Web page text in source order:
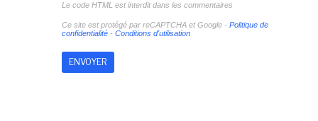
Le code HTML est interdit dans les commentaires
Ce site est protégé par reCAPTCHA et Google - Politique de
confidentialité- Conditions d'utilisation